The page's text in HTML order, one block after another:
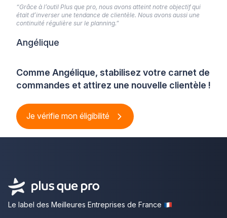
Comme Angélique, stabilisez votre carnet de
commandes et attirez une nouvelle clientèle !
Je vérifie mon éligibilité
“Grâce à l’outil Plus que pro, nous avons atteint notre objectif qui
était d’inverser une tendance de clientèle. Nous avons aussi une
continuité régulière sur le planning.”
Angélique
Le label des Meilleures Entreprises de France